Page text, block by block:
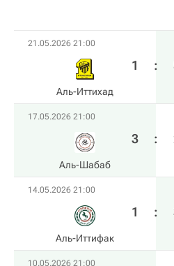
21.05.2026 21:00
Аль-Иттихад
1 :
17.05.2026 21:00
Аль-Шабаб
3 :
14.05.2026 21:00
Аль-Иттифак
1 :
10.05.2026 21:00